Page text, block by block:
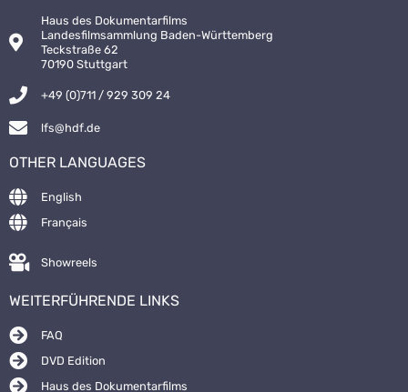
Haus des Dokumentarfilms
Landesfilmsammlung Baden-Württemberg
Teckstraße 62
70190 Stuttgart
+49 (0)711 / 929 309 24
lfs@hdf.de
OTHER LANGUAGES
English
Français
Showreels
WEITERFÜHRENDE LINKS
FAQ
DVD Edition
Haus des Dokumentarfilms